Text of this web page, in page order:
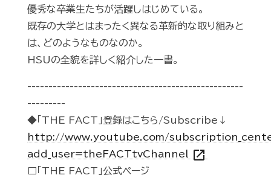
優秀な卒業生たちが活躍しはじめている。
既存の大学とはまったく異なる革新的な取り組みと
は、どのようなものなのか。
HSUの全貌を詳しく紹介した一書。
---------------------------------------------------
---------
◆「THE FACT」登録はこちら/Subscribe↓
http://www.youtube.com/
add_user=theFACTtvChannel open_in_new
□「THE FACT」公式ページ